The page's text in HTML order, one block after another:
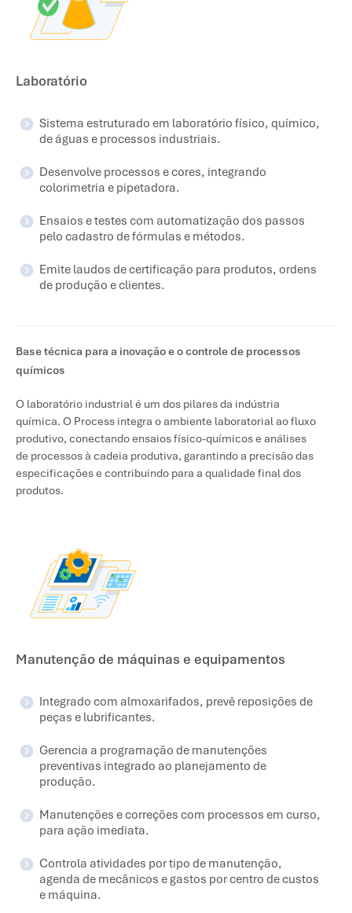
Laboratório
Sistema estruturado em laboratório físico, químico,
de águas e processos industriais.
Desenvolve processos e cores, integrando
colorimetria e pipetadora.
Ensaios e testes com automatização dos passos
pelo cadastro de fórmulas e métodos.
Emite laudos de certificação para produtos, ordens
de produção e clientes.
Base técnica para a inovação e o controle de processos
químicos
O laboratório industrial é um dos pilares da indústria
química. O Process integra o ambiente laboratorial ao fluxo
produtivo, conectando ensaios físico-químicos e análises
de processos à cadeia produtiva, garantindo a precisão das
especificações e contribuindo para a qualidade final dos
produtos.
Manutenção de máquinas e equipamentos
Integrado com almoxarifados, prevê reposições de
peças e lubrificantes.
Gerencia a programação de manutenções
preventivas integrado ao planejamento de
produção.
Manutenções e correções com processos em curso,
para ação imediata.
Controla atividades por tipo de manutenção,
agenda de mecânicos e gastos por centro de custos
e máquina.